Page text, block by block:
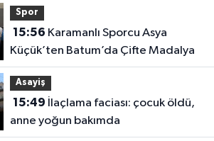
Spor
15:56
Küçük’ten Batum’da Çifte Madalya
Asayiş
15:49
anne yoğun bakımda